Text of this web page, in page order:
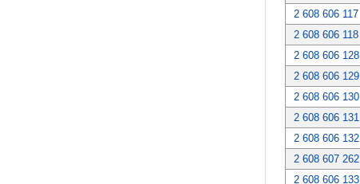
2 608 606 117
2 608 606 118
2 608 606 128
2 608 606 129
2 608 606 130
2 608 606 131
2 608 606 132
2 608 607 262
2 608 606 133